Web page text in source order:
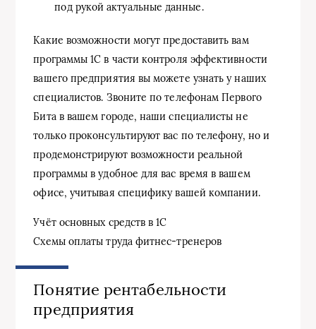
под рукой актуальные данные.
Какие возможности могут предоставить вам
программы 1С в части контроля эффективности
вашего предприятия вы можете узнать у наших
специалистов. Звоните по телефонам Первого
Бита в вашем городе, наши специалисты не
только проконсультируют вас по телефону, но и
продемонстрируют возможности реальной
программы в удобное для вас время в вашем
офисе, учитывая специфику вашей компании.
Учёт основных средств в 1C
Схемы оплаты труда фитнес-тренеров
Понятие рентабельности
предприятия